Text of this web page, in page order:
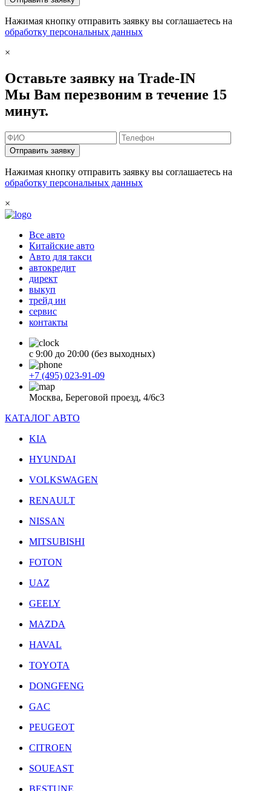
Нажимая кнопку отправить заявку вы соглашаетесь на
обработку персональных данных
×
Оставьте заявку на Trade-IN
Мы Вам перезвоним в течение 15
минут.
Отправить заявку
Нажимая кнопку отправить заявку вы соглашаетесь на
обработку персональных данных
×
Все авто
Китайские авто
Авто для такси
автокредит
директ
выкуп
трейд ин
сервис
контакты
с 9:00 до 20:00 (без выходных)
+7 (495) 023-91-09
Москва, Береговой проезд, 4/6с3
КАТАЛОГ АВТО
KIA
HYUNDAI
VOLKSWAGEN
RENAULT
NISSAN
MITSUBISHI
FOTON
UAZ
GEELY
MAZDA
HAVAL
TOYOTA
DONGFENG
GAC
PEUGEOT
CITROEN
SOUEAST
BESTUNE